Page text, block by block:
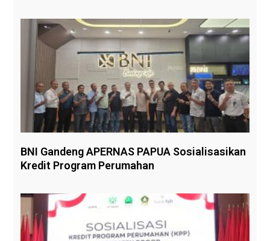
BNI Gandeng APERNAS PAPUA Sosialisasikan
Kredit Program Perumahan